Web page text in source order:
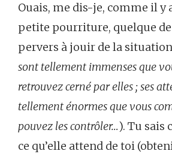
Ouais, me dis-je, comme il y
petite pourriture, quelque de
pervers à jouir de la
sont tellement immenses que
retrouvez cerné par elles ; ses
tellement énormes que vous
pouvez les contrôler…). Tu sais
ce qu’elle attend de toi